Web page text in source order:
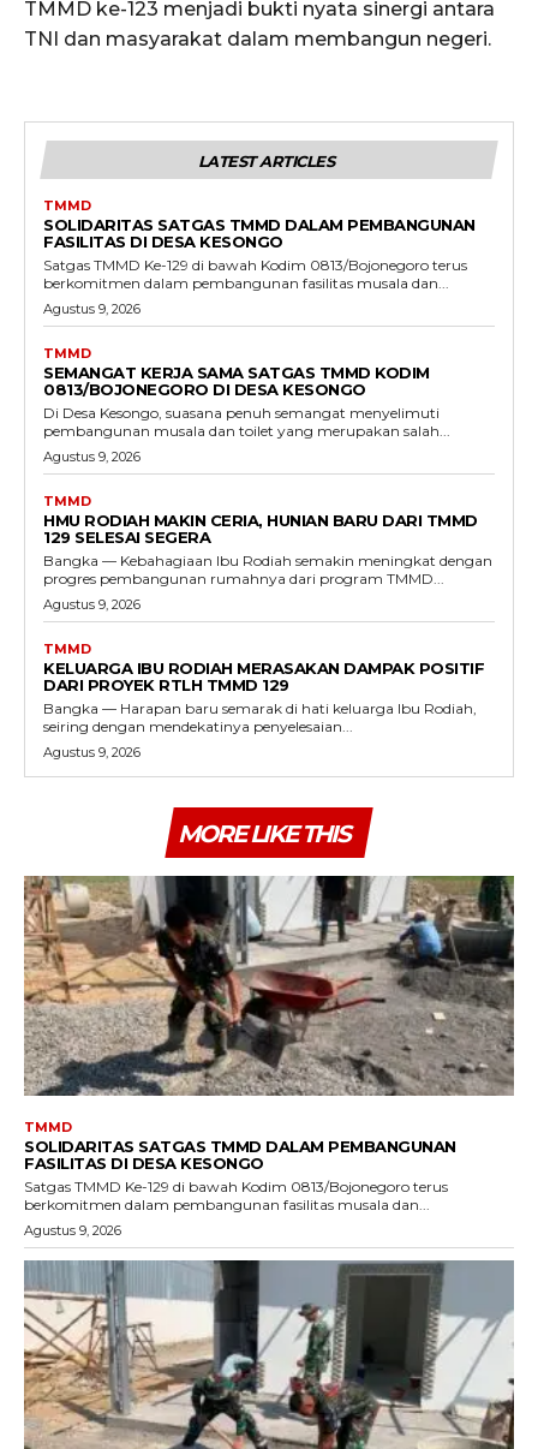
TMMD ke-123 menjadi bukti nyata sinergi antara
TNI dan masyarakat dalam membangun negeri.
LATEST ARTICLES
TMMD
SOLIDARITAS SATGAS TMMD DALAM PEMBANGUNAN
FASILITAS DI DESA KESONGO
Satgas TMMD Ke-129 di bawah Kodim 0813/Bojonegoro terus
berkomitmen dalam pembangunan fasilitas musala dan...
Agustus 9, 2026
TMMD
SEMANGAT KERJA SAMA SATGAS TMMD KODIM
0813/BOJONEGORO DI DESA KESONGO
Di Desa Kesongo, suasana penuh semangat menyelimuti
pembangunan musala dan toilet yang merupakan salah...
Agustus 9, 2026
TMMD
HMU RODIAH MAKIN CERIA, HUNIAN BARU DARI TMMD
129 SELESAI SEGERA
Bangka — Kebahagiaan Ibu Rodiah semakin meningkat dengan
progres pembangunan rumahnya dari program TMMD...
Agustus 9, 2026
TMMD
KELUARGA IBU RODIAH MERASAKAN DAMPAK POSITIF
DARI PROYEK RTLH TMMD 129
Bangka — Harapan baru semarak di hati keluarga Ibu Rodiah,
seiring dengan mendekatinya penyelesaian...
Agustus 9, 2026
MORE LIKE THIS
TMMD
SOLIDARITAS SATGAS TMMD DALAM PEMBANGUNAN
FASILITAS DI DESA KESONGO
Satgas TMMD Ke-129 di bawah Kodim 0813/Bojonegoro terus
berkomitmen dalam pembangunan fasilitas musala dan...
Agustus 9, 2026